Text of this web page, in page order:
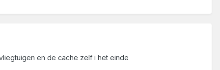
en de cache zelf i het einde